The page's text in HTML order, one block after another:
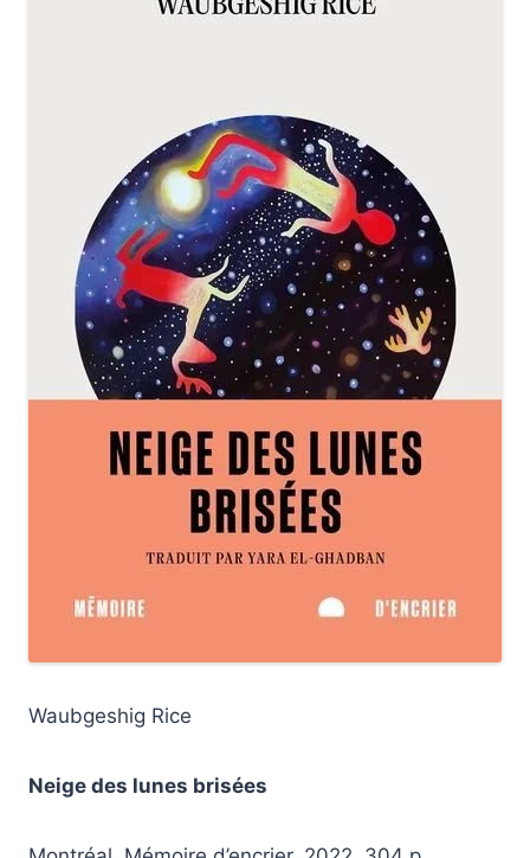
Waubgeshig Rice
Neige des lunes brisées